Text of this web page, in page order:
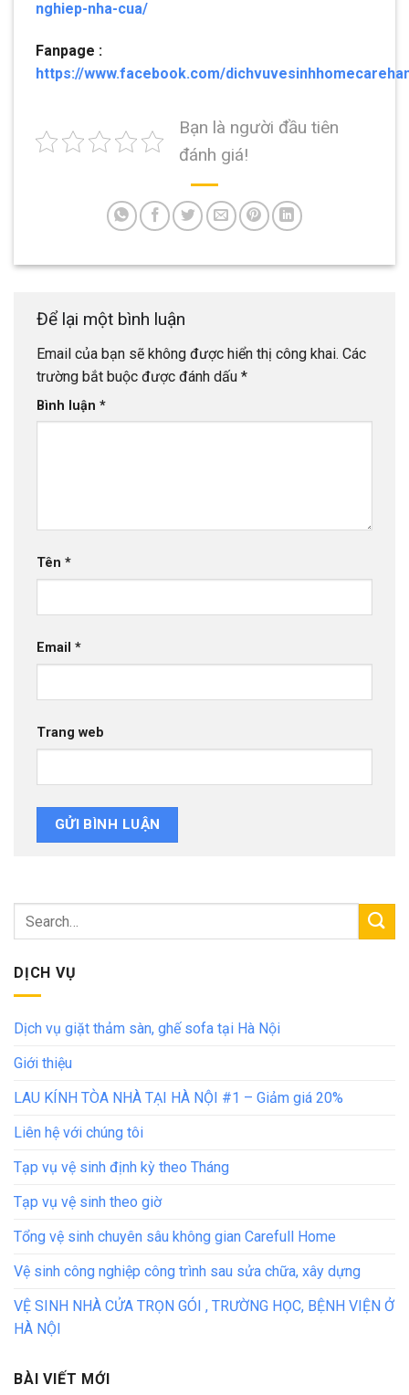
nghiep-nha-cua/
Fanpage :
https://www.facebook.com/
Bạn là người đầu tiên
đánh giá!
Để lại một bình luận
Email của bạn sẽ không được hiển thị công khai. Các
trường bắt buộc được đánh dấu *
Bình luận *
Tên *
Email *
Trang web
DỊCH VỤ
Dịch vụ giặt thảm sàn, ghế sofa tại Hà Nội
Giới thiệu
LAU KÍNH TÒA NHÀ TẠI HÀ NỘI #1 – Giảm giá 20%
Liên hệ với chúng tôi
Tạp vụ vệ sinh định kỳ theo Tháng
Tạp vụ vệ sinh theo giờ
Tổng vệ sinh chuyên sâu không gian Carefull Home
Vệ sinh công nghiệp công trình sau sửa chữa, xây dựng
VỆ SINH NHÀ CỬA TRỌN GÓI , TRƯỜNG HỌC, BỆNH VIỆN Ở
HÀ NỘI
BÀI VIẾT MỚI